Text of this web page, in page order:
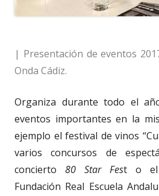
| Presentación de eventos
Onda Cádiz.
Organiza durante todo el
eventos importantes en la
ejemplo el festival de vinos
varios concursos de
concierto 80 Star Fest o el
Fundación Real Escuela